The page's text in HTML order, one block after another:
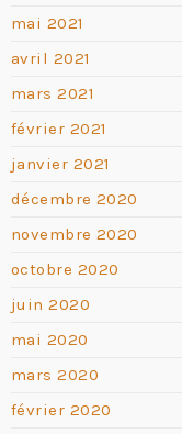
mai 2021
avril 2021
mars 2021
février 2021
janvier 2021
décembre 2020
novembre 2020
octobre 2020
juin 2020
mai 2020
mars 2020
février 2020